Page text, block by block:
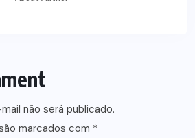
não será publicado.
marcados com *